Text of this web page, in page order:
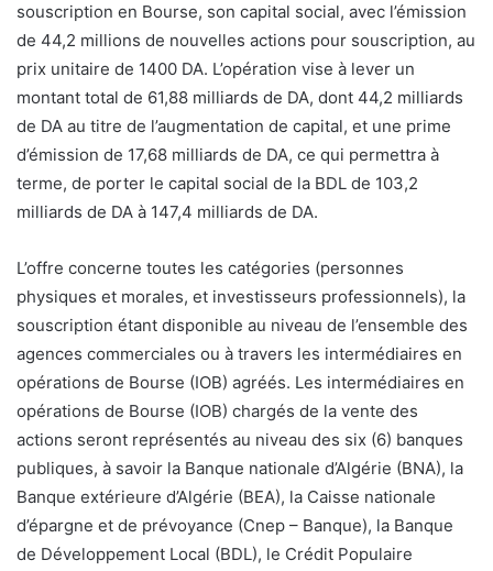
souscription en Bourse, son capital social, avec l’émission
de 44,2 millions de nouvelles actions pour souscription, au
prix unitaire de 1400 DA. L’opération vise à lever un
montant total de 61,88 milliards de DA, dont 44,2 milliards
de DA au titre de l’augmentation de capital, et une prime
d’émission de 17,68 milliards de DA, ce qui permettra à
terme, de porter le capital social de la BDL de 103,2
milliards de DA à 147,4 milliards de DA.
L’offre concerne toutes les catégories (personnes
physiques et morales, et investisseurs professionnels), la
souscription étant disponible au niveau de l’ensemble des
agences commerciales ou à travers les intermédiaires en
opérations de Bourse (IOB) agréés. Les intermédiaires en
opérations de Bourse (IOB) chargés de la vente des
actions seront représentés au niveau des six (6) banques
publiques, à savoir la Banque nationale d’Algérie (BNA), la
Banque extérieure d’Algérie (BEA), la Caisse nationale
d’épargne et de prévoyance (Cnep – Banque), la Banque
de Développement Local (BDL), le Crédit Populaire